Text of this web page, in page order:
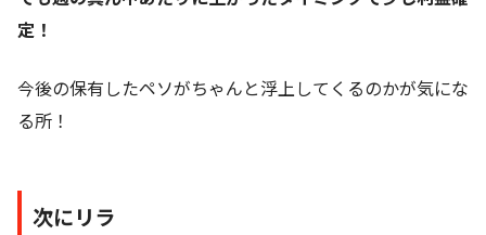
定！
今後の保有したペソがちゃんと浮上してくるのかが気にな
る所！
次にリラ